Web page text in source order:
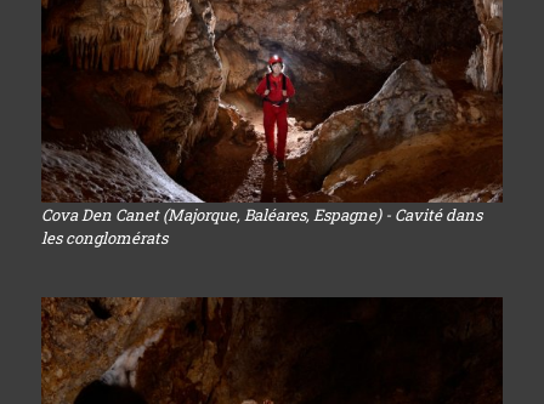
Cova Den Canet (Majorque, Baléares, Espagne) - Cavité dans
les conglomérats